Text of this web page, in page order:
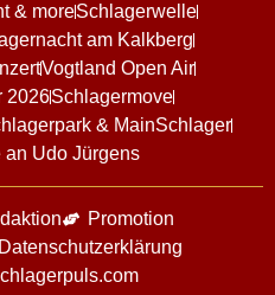
& moreSchlagerwelle
am Kalkberg
Vogtland Open Air
2026Schlagermove
& MainSchlager
an Udo Jürgens
Promotion
Datenschutzerklärung